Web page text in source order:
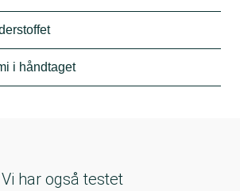
i håndtaget
Vi har også testet